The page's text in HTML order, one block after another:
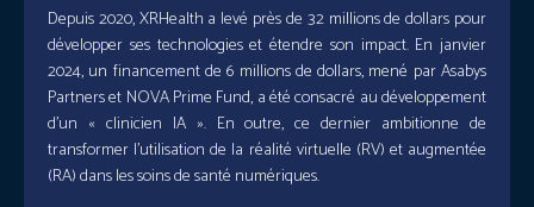
Depuis 2020, XRHealth a levé près de 32 millions de dollars pour
développer ses technologies et étendre son impact. En janvier
2024, un financement de 6 millions de dollars, mené par Asabys
Partners et NOVA Prime Fund, a été consacré au développement
d’un « clinicien IA ». En outre, ce dernier ambitionne de
transformer l’utilisation de la réalité virtuelle (RV) et augmentée
(RA) dans les soins de santé numériques.